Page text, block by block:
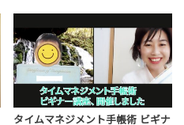
タイムマネジメント手帳術 ビギナ